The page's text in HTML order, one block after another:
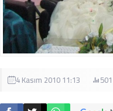
4 Kasım 2010 11:13 501